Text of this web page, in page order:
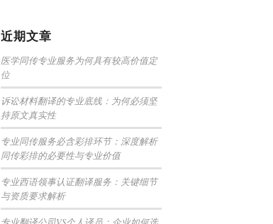
近期文章
医学同传专业服务为何具有较高价值定
位
诉讼材料翻译的专业底线：为何必须坚
持原文真实性
专业同传服务必含彩排环节：深度解析
同传彩排的必要性与专业价值
专业西语领事认证翻译服务：关键细节
与资质要求解析
专业翻译公司VS个人译员：企业如何选